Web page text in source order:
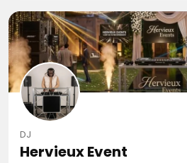
DJ
Hervieux Event